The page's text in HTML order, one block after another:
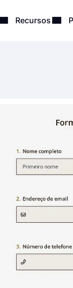
Recursos